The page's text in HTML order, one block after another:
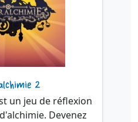
2
un jeu de réflexion
Devenez